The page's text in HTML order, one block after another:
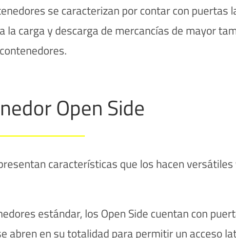
se caracterizan por contar con puertas
carga y descarga de mercancías de mayor
Open Side
características que los hacen
estándar, los Open Side cuentan con
abren en su totalidad para permitir un acceso